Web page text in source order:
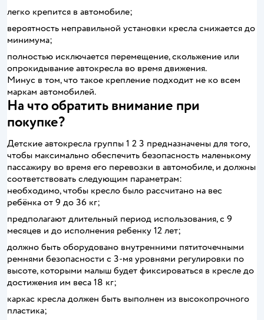
легко крепится в автомобиле;
вероятность неправильной установки кресла снижается до
минимума;
полностью исключается перемещение, скольжение или
опрокидывание автокресла во время движения.
Минус в том, что такое крепление подходит не ко всем
маркам автомобилей.
На что обратить внимание при
покупке?
Детские автокресла группы 1 2 3 предназначены для того,
чтобы максимально обеспечить безопасность маленькому
пассажиру во время его перевозки в автомобиле, и должны
соответствовать следующим параметрам:
необходимо, чтобы кресло было рассчитано на вес
ребёнка от 9 до 36 кг;
предполагают длительный период использования, с 9
месяцев и до исполнения ребенку 12 лет;
должно быть оборудовано внутренними пятиточечными
ремнями безопасности с 3-мя уровнями регулировки по
высоте, которыми малыш будет фиксироваться в кресле до
достижения им веса 18 кг;
каркас кресла должен быть выполнен из высокопрочного
пластика;